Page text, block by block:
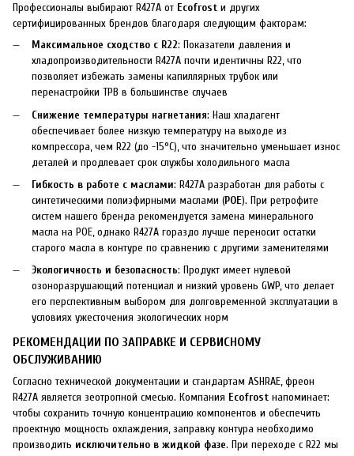
Профессионалы выбирают R427A от Ecofrost и других
сертифицированных брендов благодаря следующим факторам:
Максимальное сходство с R22: Показатели давления и
хладопроизводительности R427A почти идентичны R22, что
позволяет избежать замены капиллярных трубок или
перенастройки ТРВ в большинстве случаев
Снижение температуры нагнетания: Наш хладагент
обеспечивает более низкую температуру на выходе из
компрессора, чем R22 (до -15°C), что значительно уменьшает износ
деталей и продлевает срок службы холодильного масла
Гибкость в работе с маслами: R427A разработан для работы с
синтетическими полиэфирными маслами (POE). При ретрофите
систем нашего бренда рекомендуется замена минерального
масла на POE, однако R427A гораздо лучше переносит остатки
старого масла в контуре по сравнению с другими заменителями
Экологичность и безопасность: Продукт имеет нулевой
озоноразрушающий потенциал и низкий уровень GWP, что делает
его перспективным выбором для долговременной эксплуатации в
условиях ужесточения экологических норм
РЕКОМЕНДАЦИИ ПО ЗАПРАВКЕ И СЕРВИСНОМУ
ОБСЛУЖИВАНИЮ
Согласно технической документации и стандартам ASHRAE, фреон
R427A является зеотропной смесью. Компания Ecofrost напоминает:
чтобы сохранить точную концентрацию компонентов и обеспечить
проектную мощность охлаждения, заправку контура необходимо
производить исключительно в жидкой фазе. При переходе с R22 мы